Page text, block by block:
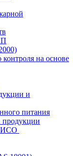
на основе
и
питания
ИСО